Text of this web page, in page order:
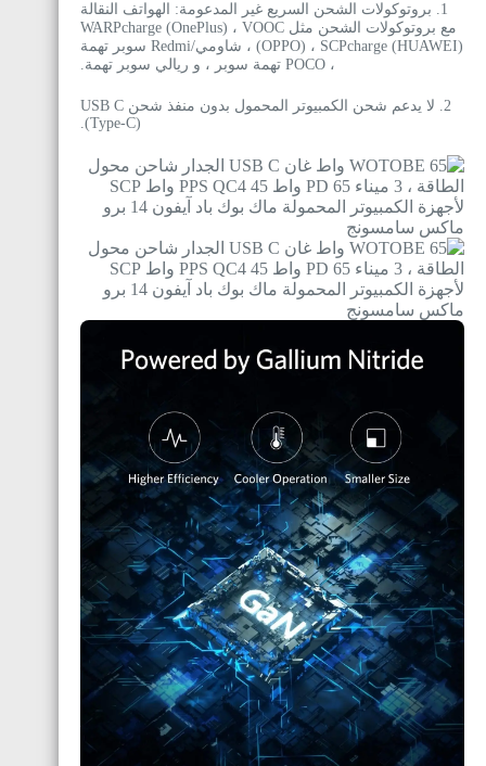
1. بروتوكولات الشحن السريع غير المدعومة: الهواتف النقالة
مع بروتوكولات الشحن مثل WARPcharge (OnePlus) ، VOOC
(OPPO) ، SCPcharge (HUAWEI) ، شاومي/Redmi سوبر تهمة
، POCO تهمة سوبر ، و ريالي سوبر تهمة.
2. لا يدعم شحن الكمبيوتر المحمول بدون منفذ شحن USB C
(Type-C).